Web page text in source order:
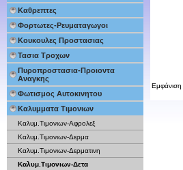
Καθρεπτες
Φορτωτες-Ρευματαγωγοι
Κουκουλες Προστασιας
Τασια Τροχων
Πυροπροστασια-Προιοντα
Αναγκης
Φωτισμος Αυτοκινητου
Καλυμματα Τιμονιων
Καλυμ.Τιμονιων-Αφρολεξ
Καλυμ.Τιμονιων-Δερμα
Καλυμ.Τιμονιων-Δερματινη
Καλυμ.Τιμονιων-Δετα
Εμφάνιση